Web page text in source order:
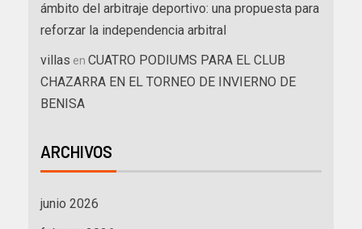
ámbito del arbitraje deportivo: una propuesta para
reforzar la independencia arbitral
villas en CUATRO PODIUMS PARA EL CLUB
CHAZARRA EN EL TORNEO DE INVIERNO DE
BENISA
ARCHIVOS
junio 2026